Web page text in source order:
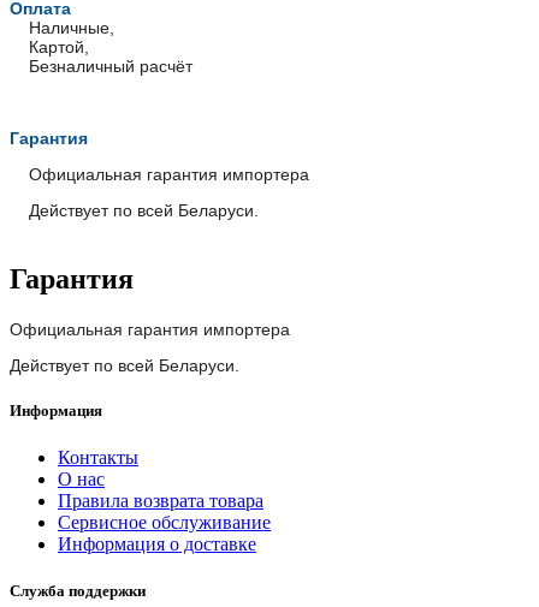
Оплата
Наличные,
Картой,
Безналичный расчёт
Гарантия
Официальная гарантия импортера
Действует по всей Беларуси.
Гарантия
Официальная гарантия импортера
Действует по всей Беларуси.
Информация
Контакты
О нас
Правила возврата товара
Сервисное обслуживание
Информация о доставке
Служба поддержки